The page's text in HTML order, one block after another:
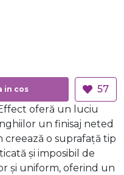
Adauga in cos
57
oferă un luciu
un finisaj neted
o suprafață tip
și imposibil de
și uniform, oferind un